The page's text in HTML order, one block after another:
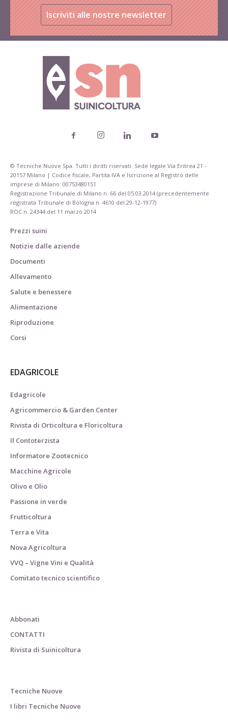
Iscriviti alle nostre newsletter
© Tecniche Nuove Spa. Tutti i diritti riservati. Sede legale Via Eritrea 21 -
20157 Milano | Codice fiscale, Partita IVA e Iscrizione al Registro delle
imprese di Milano: 00753480151
Registrazione Tribunale di Milano n. 66 del 05.03.2014 (precedentemente
registrata Tribunale di Bologna n. 4610 del 29-12-1977)
ROC n. 24344 del 11 marzo 2014
Prezzi suini
Notizie dalle aziende
Documenti
Allevamento
Salute e benessere
Alimentazione
Riproduzione
Corsi
EDAGRICOLE
Edagricole
Agricommercio & Garden Center
Rivista di Orticoltura e Floricoltura
Il Contoterzista
Informatore Zootecnico
Macchine Agricole
Olivo e Olio
Passione in verde
Frutticoltura
Terra e Vita
Nova Agricoltura
VVQ – Vigne Vini e Qualità
Comitato tecnico scientifico
Abbonati
CONTATTI
Rivista di Suinicoltura
Tecniche Nuove
I libri Tecniche Nuove